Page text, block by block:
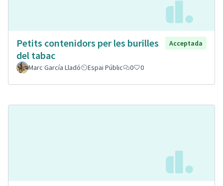
Petits contenidors per les burilles
del tabac
Acceptada
Marc García Lladó Espai Públic 0 0